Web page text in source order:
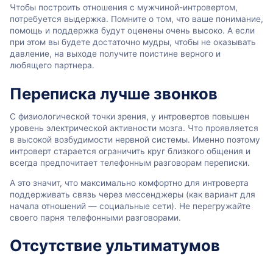
Чтобы построить отношения с мужчиной-интровертом,
потребуется выдержка. Помните о том, что ваше понимание,
помощь и поддержка будут оценены очень высоко. А если
при этом вы будете достаточно мудры, чтобы не оказывать
давление, на выходе получите поистине верного и
любящего партнера.
Переписка лучше звонков
С физиологической точки зрения, у интровертов повышен
уровень электрической активности мозга. Что проявляется
в высокой возбудимости нервной системы. Именно поэтому
интроверт старается ограничить круг близкого общения и
всегда предпочитает телефонным разговорам переписки.
А это значит, что максимально комфортно для интроверта
поддерживать связь через мессенджеры (как вариант для
начала отношений — социальные сети). Не перегружайте
своего парня телефонными разговорами.
Отсутствие ультиматумов